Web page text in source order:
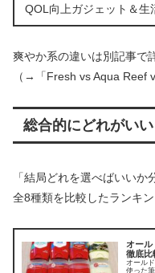
QOL向上ガジェット＆生
爽やか系の違いは別記事で
（→「Fresh vs Aqua Reef
総合的にどれがいい
「結局どれを選べばいい
全8種類を比較したランキ
オー
徹底比
オール
使った